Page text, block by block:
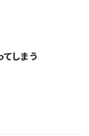
てしまう